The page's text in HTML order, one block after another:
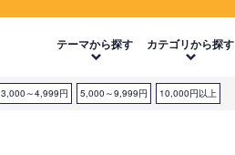
テーマから探す カテゴリから探す
3,000～4,999円 5,000～9,999円 10,000円以上